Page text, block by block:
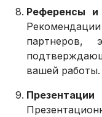
Референсы и
партнеров,
вашей работы.